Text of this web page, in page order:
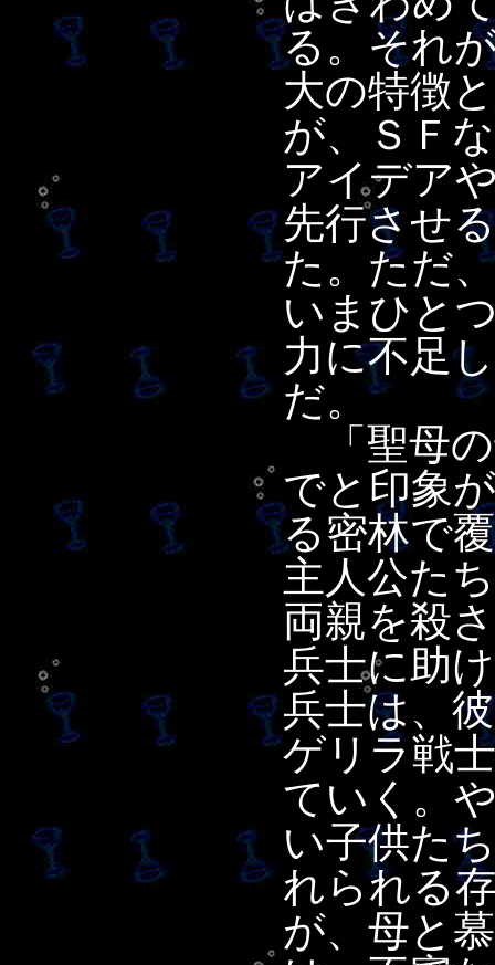
る。それ
大の特徴
が、ＳＦ
アイデア
先行させ
た。ただ
いまひと
力に不足
だ。
「聖母の
でと印象
る密林で
主人公た
両親を殺
兵士に助
兵士は、
ゲリラ戦
ていく。
い子供た
れられる
が、母と